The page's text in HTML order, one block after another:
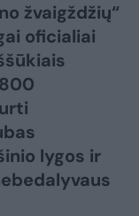
žvaigždžių“
oficialiai
lygos ir